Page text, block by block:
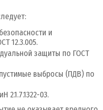
и
12.3.005.
защиты по ГОСТ
выбросы (ПДВ) по
2.1.7.1322-03.